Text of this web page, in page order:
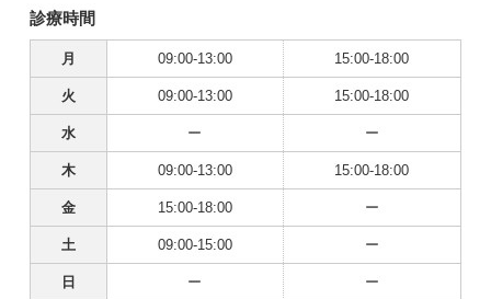
診療時間
月 09:00-13:00 15:00-18:00
火 09:00-13:00 15:00-18:00
水 ー ー
木 09:00-13:00 15:00-18:00
金 15:00-18:00 ー
土 09:00-15:00 ー
日 ー ー